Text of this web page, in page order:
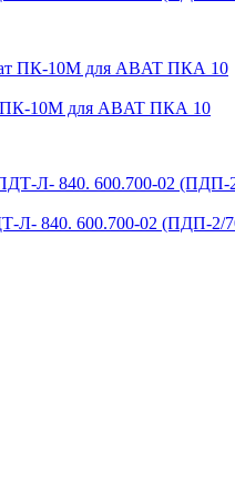
ПК-10М для ABAT ПКА 10
Л- 840. 600.700-02 (ПДП-2/